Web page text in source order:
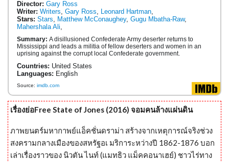
Director: Gary Ross
Writer: Writers, Gary Ross, Leonard Hartman,
Stars: Stars, Matthew McConaughey, Gugu Mbatha-Raw,
Mahershala Ali,
Summary: A disillusioned Confederate Army deserter returns to
Mississippi and leads a militia of fellow deserters and women in an
uprising against the corrupt local Confederate government.
Countries: United States
Languages: English
Source: imdb.com
เรื่องย่อFree State of Jones (2016) จอมคนล้างแผ่นดิน
ภาพยนตร์มหากาพย์แอ็คชั่นดราม่า สร้างจากเหตุการณ์จริงช่วง
สงครามกลางเมืองของสหรัฐอเ มริการะหว่างปี 1862-1876 บอก
เล่าเรื่องราวของ นิวตัน ไนท์ (แมทธิว แม็คคอนาเฮย์) ชาวไร่ทาง